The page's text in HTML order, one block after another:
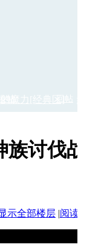
的魔力[经典区]
›
发帖 回帖
族讨伐战
示全部楼层 |阅读模式